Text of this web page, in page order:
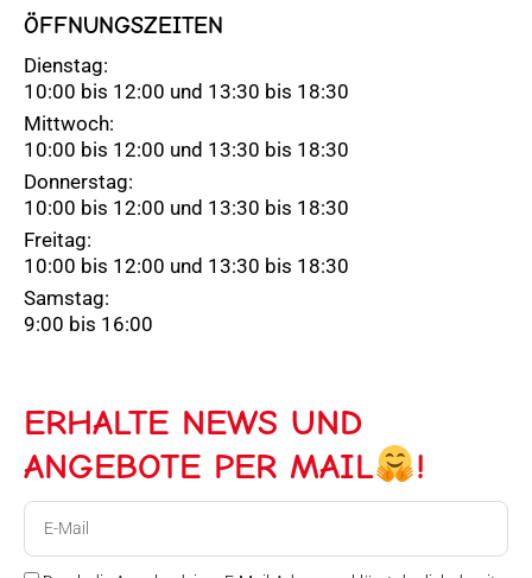
ÖFFNUNGSZEITEN
Dienstag:
10:00 bis 12:00 und 13:30 bis 18:30
Mittwoch:
10:00 bis 12:00 und 13:30 bis 18:30
Donnerstag:
10:00 bis 12:00 und 13:30 bis 18:30
Freitag:
10:00 bis 12:00 und 13:30 bis 18:30
Samstag:
9:00 bis 16:00
ERHALTE NEWS UND
ANGEBOTE PER MAIL
!